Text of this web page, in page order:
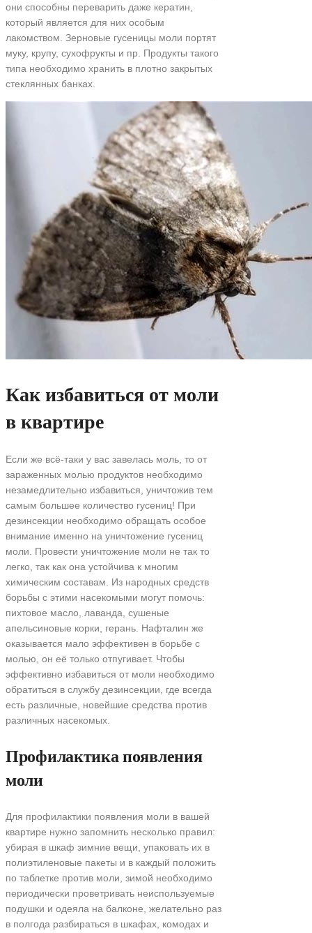
они способны переварить даже кератин,
который является для них особым
лакомством. Зерновые гусеницы моли портят
муку, крупу, сухофрукты и пр. Продукты такого
типа необходимо хранить в плотно закрытых
стеклянных банках.
Как избавиться от моли
в квартире
Если же всё-таки у вас завелась моль, то от
зараженных молью продуктов необходимо
незамедлительно избавиться, уничтожив тем
самым большее количество гусениц! При
дезинсекции необходимо обращать особое
внимание именно на уничтожение гусениц
моли. Провести уничтожение моли не так то
легко, так как она устойчива к многим
химическим составам. Из народных средств
борьбы с этими насекомыми могут помочь:
пихтовое масло, лаванда, сушеные
апельсиновые корки, герань. Нафталин же
оказывается мало эффективен в борьбе с
молью, он её только отпугивает. Чтобы
эффективно избавиться от моли необходимо
обратиться в службу дезинсекции, где всегда
есть различные, новейшие средства против
различных насекомых.
Профилактика появления
моли
Для профилактики появления моли в вашей
квартире нужно запомнить несколько правил:
убирая в шкаф зимние вещи, упаковать их в
полиэтиленовые пакеты и в каждый положить
по таблетке против моли, зимой необходимо
периодически проветривать неиспользуемые
подушки и одеяла на балконе, желательно раз
в полгода разбираться в шкафах, комодах и